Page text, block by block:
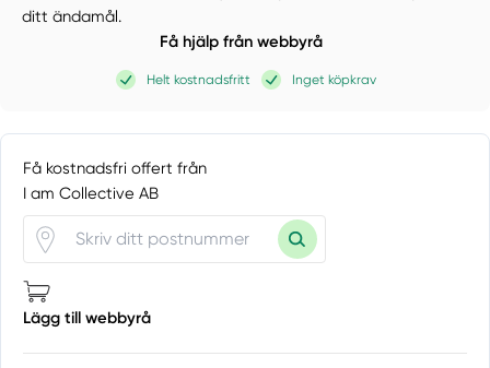
ditt ändamål.
Få hjälp från webbyrå
Helt kostnadsfritt Inget köpkrav
Få kostnadsfri offert från
I am Collective AB
Lägg till webbyrå